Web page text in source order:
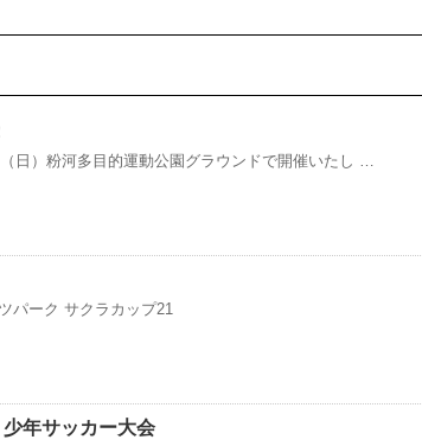
日）粉河多目的運動公園グラウンドで開催いたし …
パーク サクラカップ21
年サッカー大会